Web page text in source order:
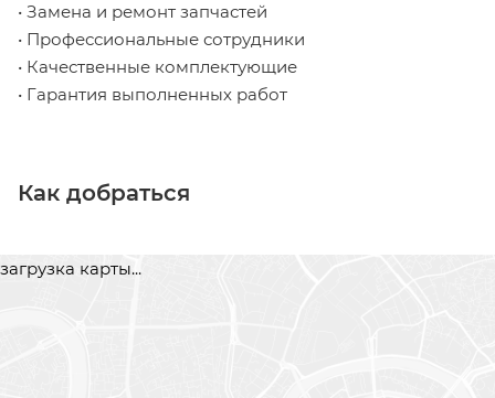
• Замена и ремонт запчастей
• Профессиональные сотрудники
• Качественные комплектующие
• Гарантия выполненных работ
Как добраться
загрузка карты...